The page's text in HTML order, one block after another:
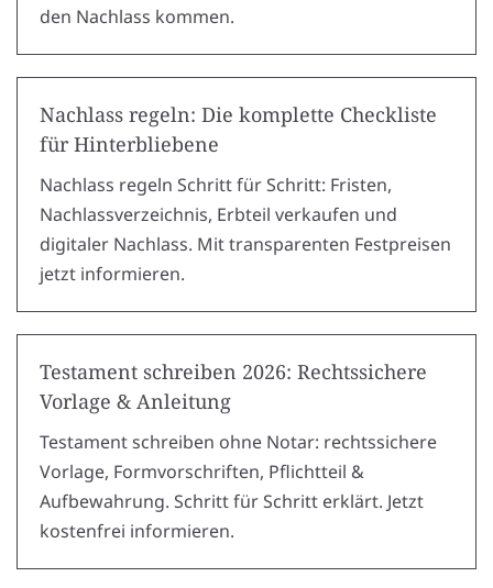
den Nachlass kommen.
Nachlass regeln: Die komplette Checkliste
für Hinterbliebene
Nachlass regeln Schritt für Schritt: Fristen,
Nachlassverzeichnis, Erbteil verkaufen und
digitaler Nachlass. Mit transparenten Festpreisen
jetzt informieren.
Testament schreiben 2026: Rechtssichere
Vorlage & Anleitung
Testament schreiben ohne Notar: rechtssichere
Vorlage, Formvorschriften, Pflichtteil &
Aufbewahrung. Schritt für Schritt erklärt. Jetzt
kostenfrei informieren.